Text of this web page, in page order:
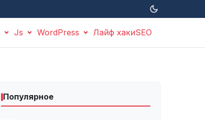
Js WordPress Лайф хакиSEO
Популярное